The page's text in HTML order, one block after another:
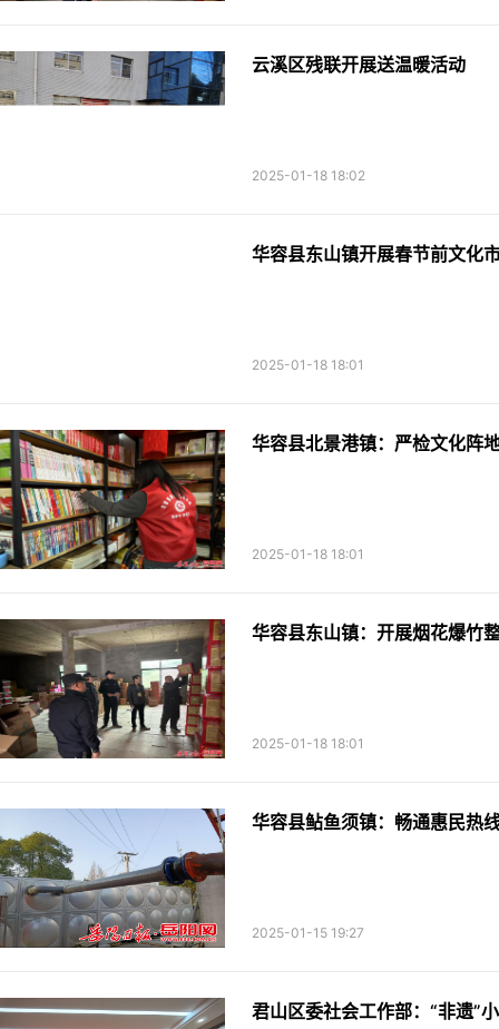
云溪区残联开展送温暖活动
2025-01-18 18:02
华容县东山镇开展春节前文化
2025-01-18 18:01
华容县北景港镇：严检文化阵
2025-01-18 18:01
华容县东山镇：开展烟花爆竹
2025-01-18 18:01
华容县鲇鱼须镇：畅通惠民热
2025-01-15 19:27
君山区委社会工作部：“非遗”